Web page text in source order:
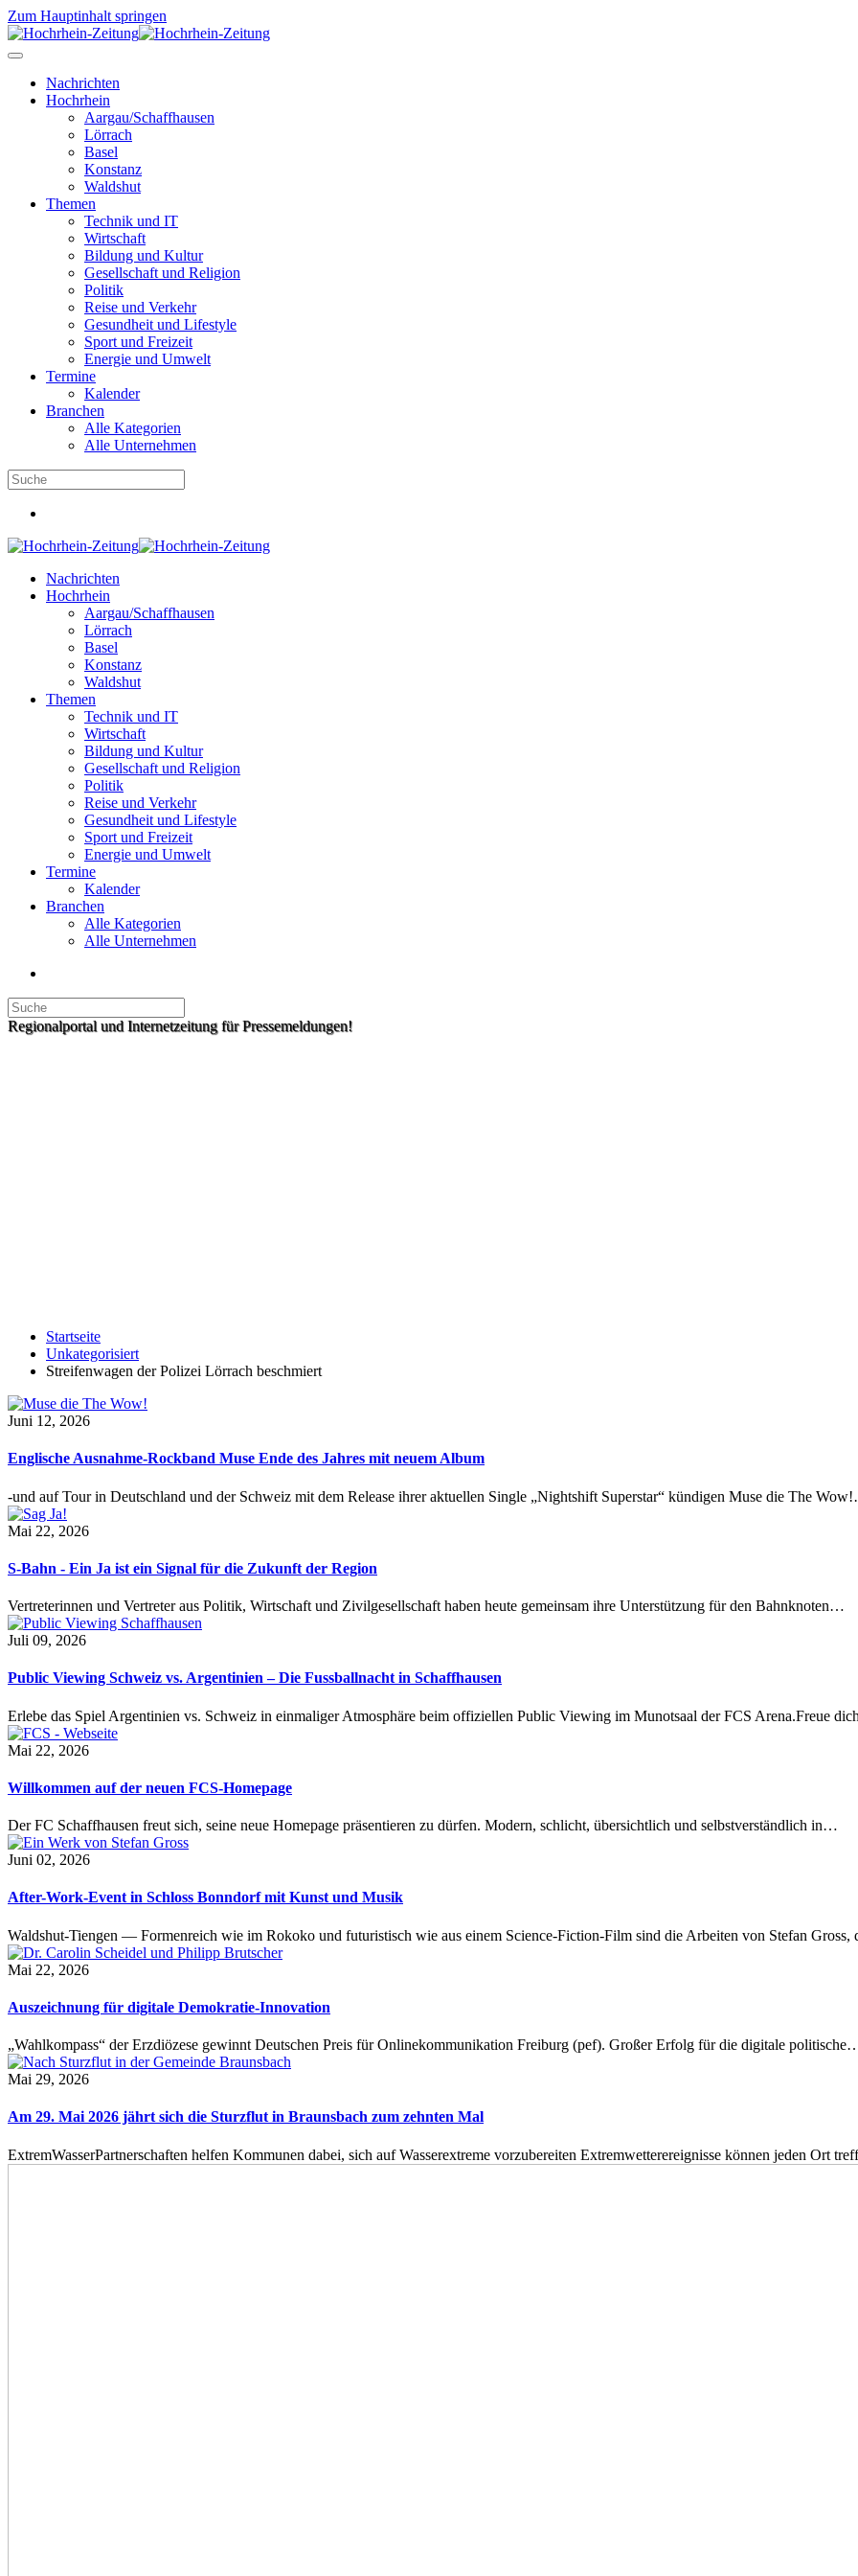
Zum Hauptinhalt springen
Nachrichten
Hochrhein
Aargau/Schaffhausen
Lörrach
Basel
Konstanz
Waldshut
Themen
Technik und IT
Wirtschaft
Bildung und Kultur
Gesellschaft und Religion
Politik
Reise und Verkehr
Gesundheit und Lifestyle
Sport und Freizeit
Energie und Umwelt
Termine
Kalender
Branchen
Alle Kategorien
Alle Unternehmen
Nachrichten
Hochrhein
Aargau/Schaffhausen
Lörrach
Basel
Konstanz
Waldshut
Themen
Technik und IT
Wirtschaft
Bildung und Kultur
Gesellschaft und Religion
Politik
Reise und Verkehr
Gesundheit und Lifestyle
Sport und Freizeit
Energie und Umwelt
Termine
Kalender
Branchen
Alle Kategorien
Alle Unternehmen
Regionalportal und Internetzeitung für Pressemeldungen!
Startseite
Unkategorisiert
Streifenwagen der Polizei Lörrach beschmiert
Juni 12, 2026
Englische Ausnahme-Rockband Muse Ende des Jahres mit neuem Album
-und auf Tour in Deutschland und der Schweiz mit dem Release ihrer aktuellen Single „Nightshift Superstar“ kündigen Muse die The
Mai 22, 2026
S-Bahn - Ein Ja ist ein Signal für die Zukunft der Region
Vertreterinnen und Vertreter aus Politik, Wirtschaft und Zivilgesellschaft haben heute gemeinsam ihre Unterstützung für den Bahnknoten…
Juli 09, 2026
Public Viewing Schweiz vs. Argentinien – Die Fussballnacht in Schaffhausen
Erlebe das Spiel Argentinien vs. Schweiz in einmaliger Atmosphäre beim offiziellen Public Viewing im Munotsaal der FCS Arena.Freue
Mai 22, 2026
Willkommen auf der neuen FCS-Homepage
Der FC Schaffhausen freut sich, seine neue Homepage präsentieren zu dürfen. Modern, schlicht, übersichtlich und selbstverständlich in…
Juni 02, 2026
After-Work-Event in Schloss Bonndorf mit Kunst und Musik
Waldshut-Tiengen — Formenreich wie im Rokoko und futuristisch wie aus einem Science-Fiction-Film sind die Arbeiten von Stefan
Mai 22, 2026
Auszeichnung für digitale Demokratie-Innovation
„Wahlkompass“ der Erzdiözese gewinnt Deutschen Preis für Onlinekommunikation Freiburg (pef). Großer Erfolg für die digitale
Mai 29, 2026
Am 29. Mai 2026 jährt sich die Sturzflut in Braunsbach zum zehnten Mal
ExtremWasserPartnerschaften helfen Kommunen dabei, sich auf Wasserextreme vorzubereiten Extremwetterereignisse können jeden Ort